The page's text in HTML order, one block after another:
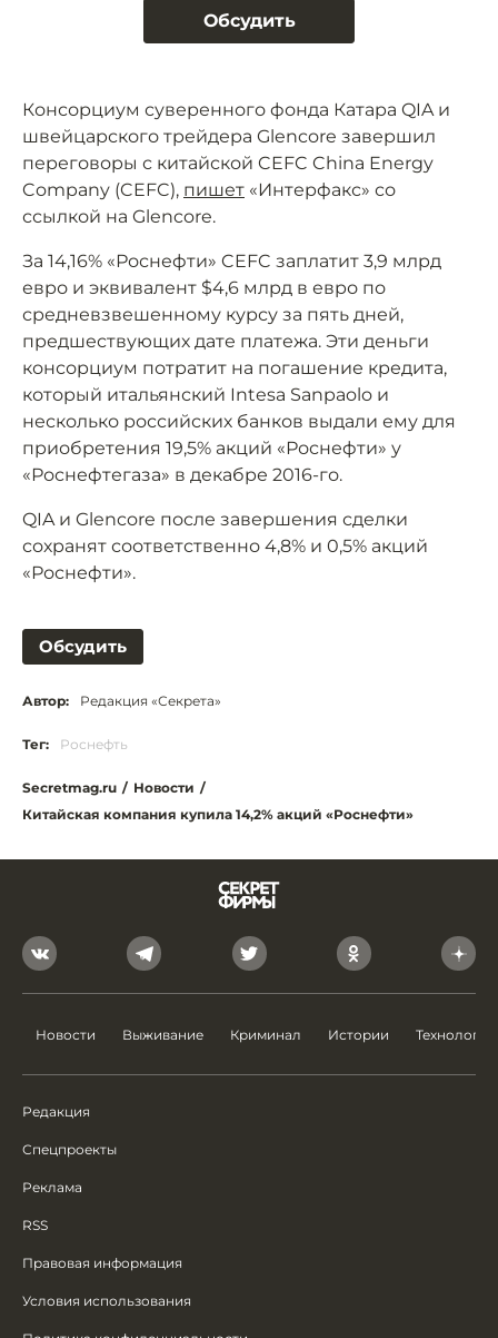
Обсудить
Консорциум суверенного фонда Катара QIA и
швейцарского трейдера Glencore завершил
переговоры с китайской CEFC China Energy
Company (CEFC), пишет «Интерфакс» со
ссылкой на Glencore.
За 14,16% «Роснефти» CEFC заплатит 3,9 млрд
евро и эквивалент $4,6 млрд в евро по
средневзвешенному курсу за пять дней,
предшествующих дате платежа. Эти деньги
консорциум потратит на погашение кредита,
который итальянский Intesa Sanpaolo и
несколько российских банков выдали ему для
приобретения 19,5% акций «Роснефти» у
«Роснефтегаза» в декабре 2016-го.
QIA и Glencore после завершения сделки
сохранят соответственно 4,8% и 0,5% акций
«Роснефти».
Обсудить
Автор: Редакция «Секрета»
Тег: Роснефть
Secretmag.ru / Новости /
Китайская компания купила 14,2% акций «Роснефти»
Новости Выживание Криминал Истории Технологии
Редакция
Спецпроекты
Реклама
RSS
Правовая информация
Условия использования